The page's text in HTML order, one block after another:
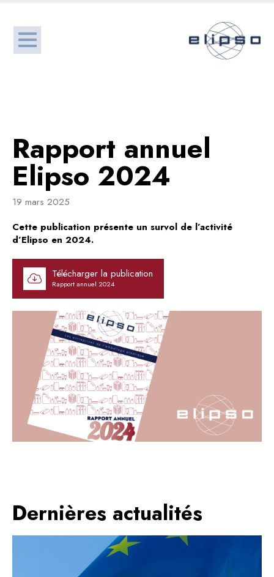
Rapport annuel
Elipso 2024
19 mars 2025
Cette publication présente un survol de l’activité
d’Elipso en 2024.
Télécharger la publication
Rapport annuel 2024
Dernières actualités